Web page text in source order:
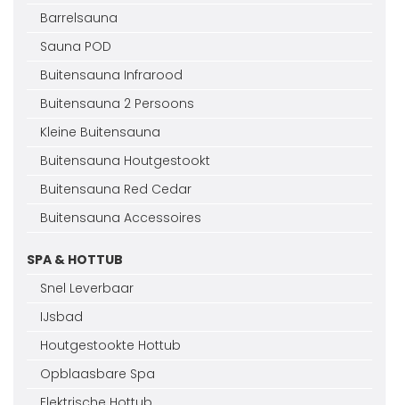
Barrelsauna
Sauna POD
Buitensauna Infrarood
Buitensauna 2 Persoons
Kleine Buitensauna
Buitensauna Houtgestookt
Buitensauna Red Cedar
Buitensauna Accessoires
SPA & HOTTUB
Snel Leverbaar
IJsbad
Houtgestookte Hottub
Opblaasbare Spa